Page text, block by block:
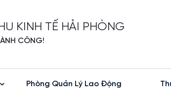
KINH TẾ HẢI PHÒNG
CÔNG!
Phòng Quản Lý Lao Động